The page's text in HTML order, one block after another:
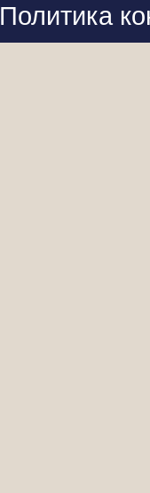
Политика